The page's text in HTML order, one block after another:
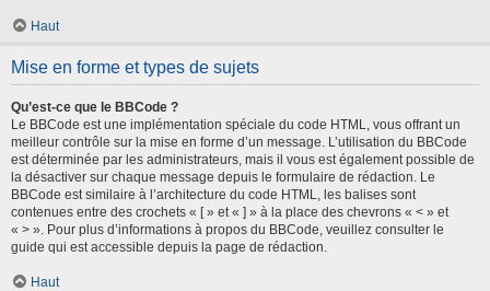
Haut
Mise en forme et types de sujets
Qu’est-ce que le BBCode ?
Le BBCode est une implémentation spéciale du code HTML, vous offrant un
meilleur contrôle sur la mise en forme d’un message. L’utilisation du BBCode
est déterminée par les administrateurs, mais il vous est également possible de
la désactiver sur chaque message depuis le formulaire de rédaction. Le
BBCode est similaire à l’architecture du code HTML, les balises sont
contenues entre des crochets « [ » et « ] » à la place des chevrons « < » et
« > ». Pour plus d’informations à propos du BBCode, veuillez consulter le
guide qui est accessible depuis la page de rédaction.
Haut